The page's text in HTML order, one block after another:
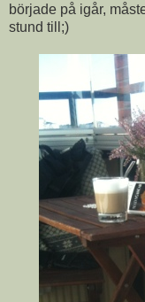
började på igår,
stund till;)